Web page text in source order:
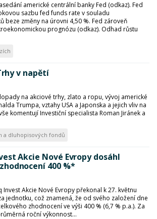
americké centrální banky Fed (odkaz). Fed
sazbu fed funds rate v souladu
beze změny na úrovni 4,50 %. Fed zároveň
prognózu (odkaz). Odhad růstu
v napětí
na akciové trhy, zlato a ropu, vývoj americké
Trumpa, vztahy USA a Japonska a jejich vliv na
komentují Investiční specialista Roman Jiránek a
a dluhopisových fondů
Akcie Nové Evropy dosáhl
400 %*
Akcie Nové Evropy překonal k 27. květnu
jednotku, což znamená, že od svého založení dne
zhodnocení ve výši 400 % (6,7 % p.a.). Za
roční výkonnost...